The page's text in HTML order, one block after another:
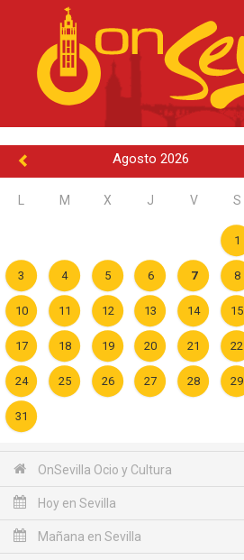
Agosto 2026
M X J V S
1
3 4 5 6 7 8
10 11 12 13 14 15
17 18 19 20 21 22
24 25 26 27 28 29
31
OnSevilla Ocio y Cultura
Hoy en Sevilla
Mañana en Sevilla